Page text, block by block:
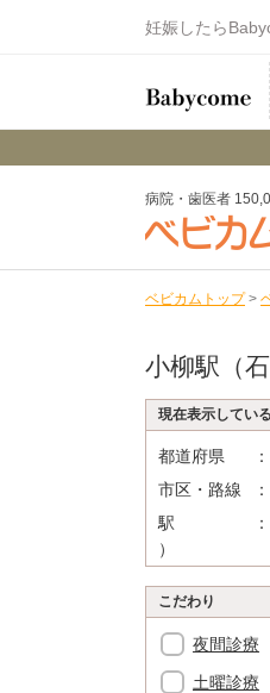
妊娠したら
病院・歯医者
ベビカムトップ >
小柳駅（
現在表示してい
都道府県
市区・路線
駅
）
こだわり
夜間診療
土曜診療